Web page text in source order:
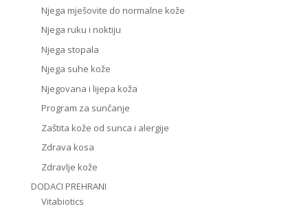
Njega mješovite do normalne kože
Njega ruku i noktiju
Njega stopala
Njega suhe kože
Njegovana i lijepa koža
Program za sunčanje
Zaštita kože od sunca i alergije
Zdrava kosa
Zdravlje kože
DODACI PREHRANI
Vitabiotics